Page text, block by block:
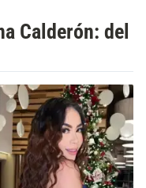
Calderón: del